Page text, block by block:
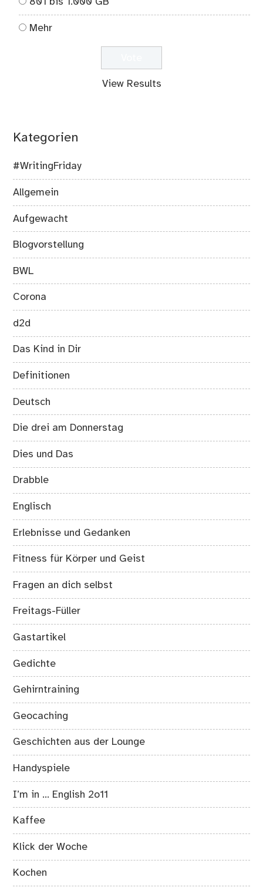
Mehr
View Results
Kategorien
#WritingFriday
Allgemein
Aufgewacht
Blogvorstellung
BWL
Corona
d2d
Das Kind in Dir
Definitionen
Deutsch
Die drei am Donnerstag
Dies und Das
Drabble
Englisch
Erlebnisse und Gedanken
Fitness für Körper und Geist
Fragen an dich selbst
Freitags-Füller
Gastartikel
Gedichte
Gehirntraining
Geocaching
Geschichten aus der Lounge
Handyspiele
I’m in … English 2o11
Kaffee
Klick der Woche
Kochen